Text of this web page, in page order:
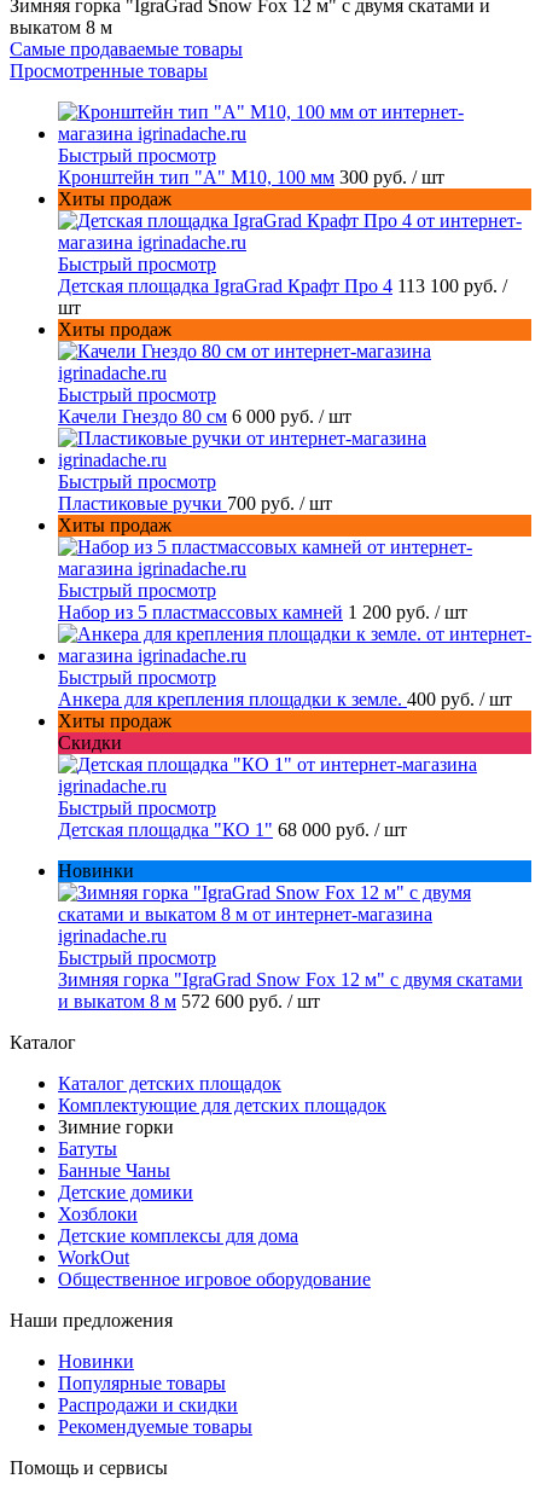
Зимняя горка "IgraGrad Snow Fox 12 м" с двумя скатами и
выкатом 8 м
Самые продаваемые товары
Просмотренные товары
Быстрый просмотр
Кронштейн тип "A" M10, 100 мм 300 руб. / шт
Хиты продаж
Быстрый просмотр
Детская площадка IgraGrad Крафт Про 4 113 100 руб. /
шт
Хиты продаж
Быстрый просмотр
Качели Гнездо 80 см 6 000 руб. / шт
Быстрый просмотр
Пластиковые ручки 700 руб. / шт
Хиты продаж
Быстрый просмотр
Набор из 5 пластмассовых камней 1 200 руб. / шт
Быстрый просмотр
Анкера для крепления площадки к земле. 400 руб. / шт
Хиты продаж
Скидки
Быстрый просмотр
Детская площадка "КО 1" 68 000 руб. / шт
Новинки
Быстрый просмотр
Зимняя горка "IgraGrad Snow Fox 12 м" с двумя скатами
и выкатом 8 м 572 600 руб. / шт
Каталог
Каталог детских площадок
Комплектующие для детских площадок
Зимние горки
Батуты
Банные Чаны
Детские домики
Хозблоки
Детские комплексы для дома
WorkOut
Общественное игровое оборудование
Наши предложения
Новинки
Популярные товары
Распродажи и скидки
Рекомендуемые товары
Помощь и сервисы